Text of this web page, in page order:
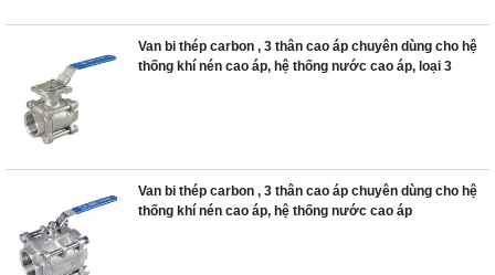
Van bi thép carbon , 3 thân cao áp chuyên dùng cho hệ
thống khí nén cao áp, hệ thống nước cao áp, loại 3
Van bi thép carbon , 3 thân cao áp chuyên dùng cho hệ
thống khí nén cao áp, hệ thống nước cao áp